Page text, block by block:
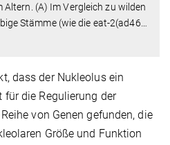
Altern. (A) Im Vergleich zu wilden
Stämme (wie die eat-2(ad46…
dass der Nukleolus ein
die Regulierung der
von Genen gefunden, die
Größe und Funktion